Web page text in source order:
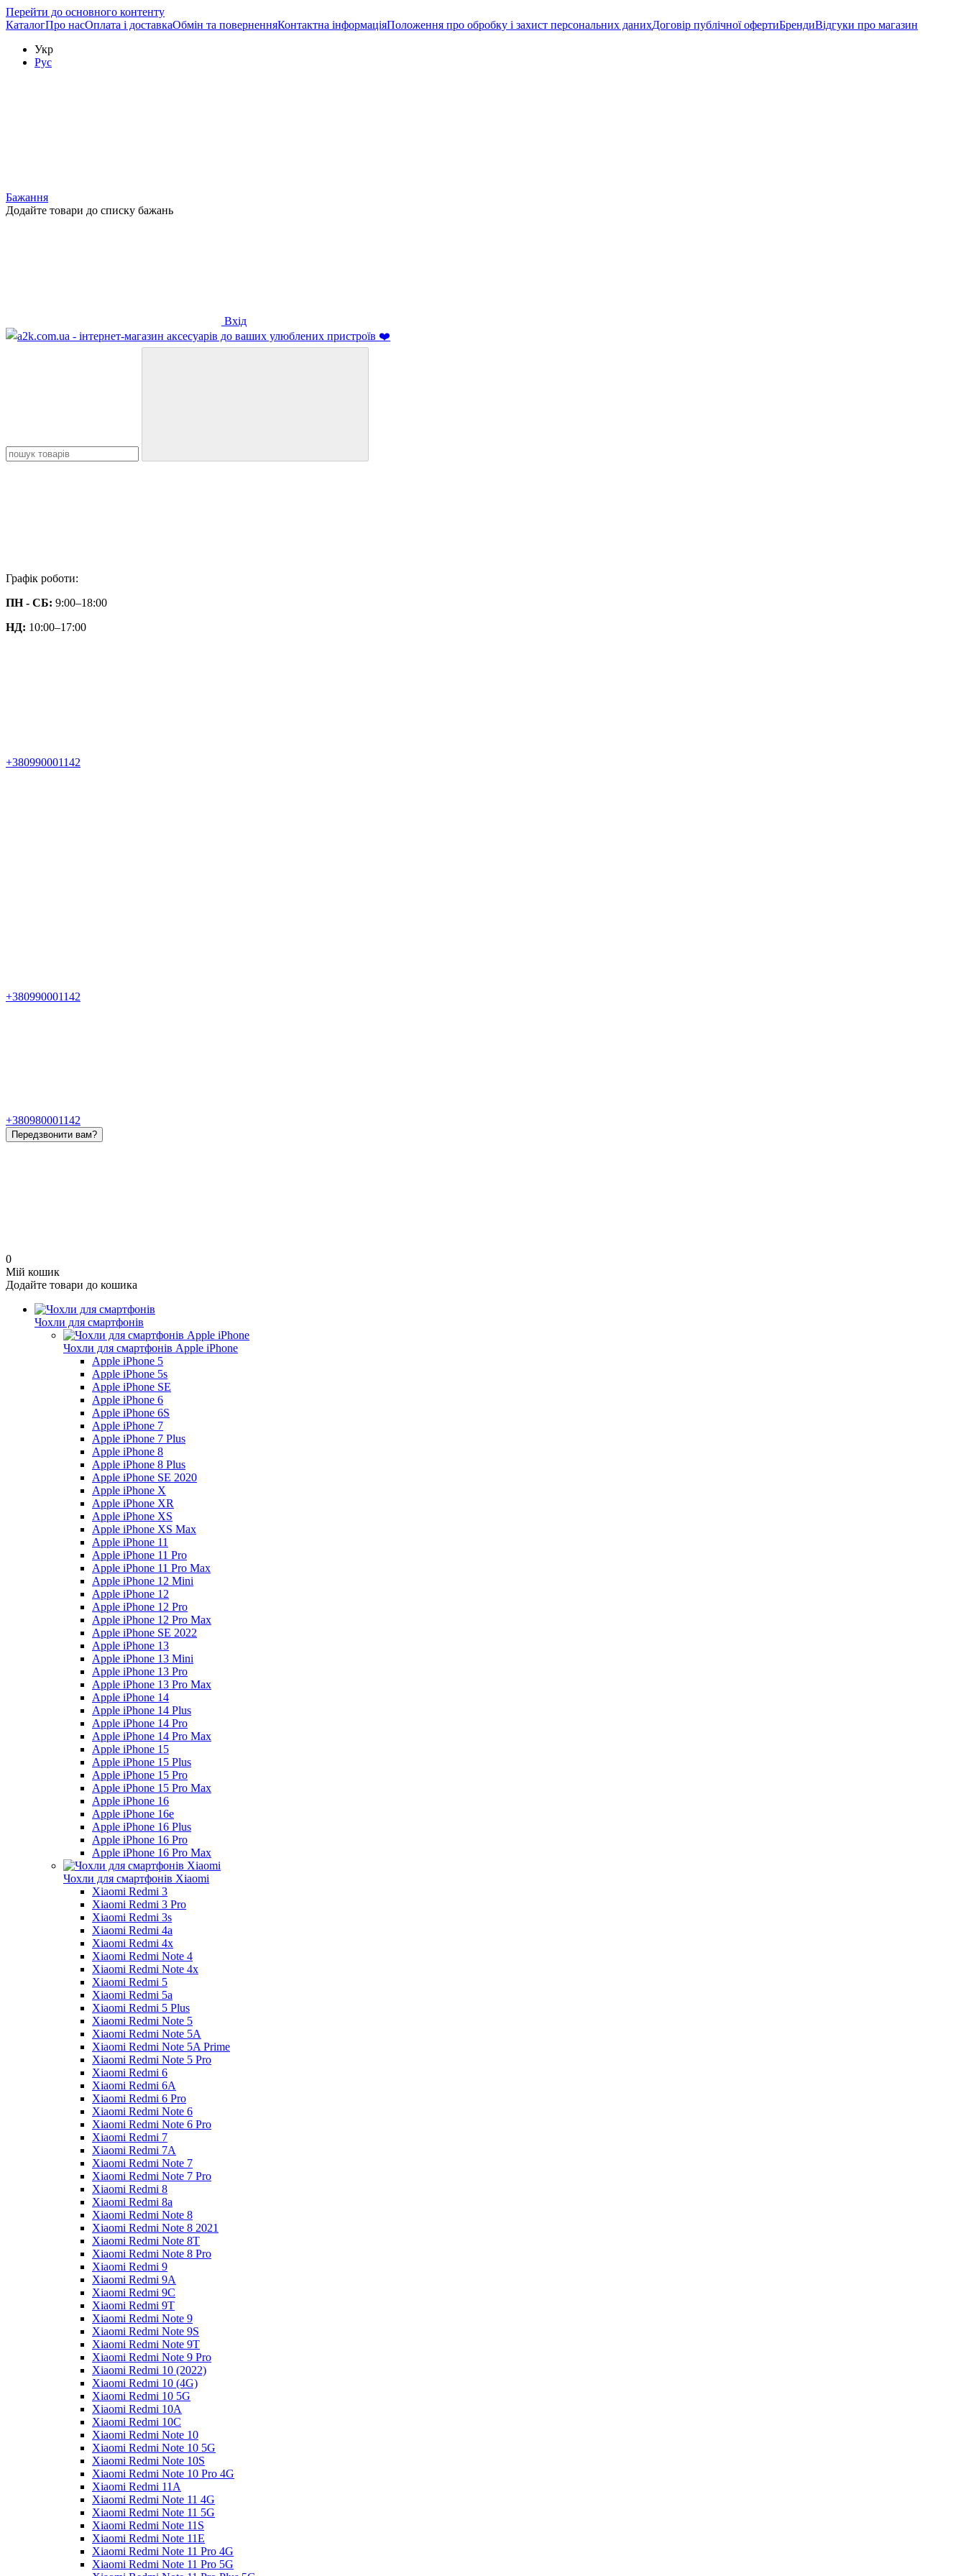
Перейти до основного контенту
КаталогПро насОплата і доставкаОбмін та поверненняКонтактна інформаціяПоложення про обробку і захист персональних данихДоговір публічної офертиБрендиВідгуки про магазин
Укр
Рус
Бажання
Додайте товари до списку бажань
Вхід
Графік роботи:
ПН - СБ: 9:00–18:00
НД: 10:00–17:00
+380990001142
+380990001142
+380980001142
Передзвонити вам?
0
Мій кошик
Додайте товари до кошика
Чохли для смартфонів
Чохли для смартфонів Apple iPhone
Apple iPhone 5
Apple iPhone 5s
Apple iPhone SE
Apple iPhone 6
Apple iPhone 6S
Apple iPhone 7
Apple iPhone 7 Plus
Apple iPhone 8
Apple iPhone 8 Plus
Apple iPhone SE 2020
Apple iPhone X
Apple iPhone XR
Apple iPhone XS
Apple iPhone XS Max
Apple iPhone 11
Apple iPhone 11 Pro
Apple iPhone 11 Pro Max
Apple iPhone 12 Mini
Apple iPhone 12
Apple iPhone 12 Pro
Apple iPhone 12 Pro Max
Apple iPhone SE 2022
Apple iPhone 13
Apple iPhone 13 Mini
Apple iPhone 13 Pro
Apple iPhone 13 Pro Max
Apple iPhone 14
Apple iPhone 14 Plus
Apple iPhone 14 Pro
Apple iPhone 14 Pro Max
Apple iPhone 15
Apple iPhone 15 Plus
Apple iPhone 15 Pro
Apple iPhone 15 Pro Max
Apple iPhone 16
Apple iPhone 16e
Apple iPhone 16 Plus
Apple iPhone 16 Pro
Apple iPhone 16 Pro Max
Чохли для смартфонів Xiaomi
Xiaomi Redmi 3
Xiaomi Redmi 3 Pro
Xiaomi Redmi 3s
Xiaomi Redmi 4a
Xiaomi Redmi 4x
Xiaomi Redmi Note 4
Xiaomi Redmi Note 4x
Xiaomi Redmi 5
Xiaomi Redmi 5a
Xiaomi Redmi 5 Plus
Xiaomi Redmi Note 5
Xiaomi Redmi Note 5A
Xiaomi Redmi Note 5A Prime
Xiaomi Redmi Note 5 Pro
Xiaomi Redmi 6
Xiaomi Redmi 6A
Xiaomi Redmi 6 Pro
Xiaomi Redmi Note 6
Xiaomi Redmi Note 6 Pro
Xiaomi Redmi 7
Xiaomi Redmi 7A
Xiaomi Redmi Note 7
Xiaomi Redmi Note 7 Pro
Xiaomi Redmi 8
Xiaomi Redmi 8a
Xiaomi Redmi Note 8
Xiaomi Redmi Note 8 2021
Xiaomi Redmi Note 8T
Xiaomi Redmi Note 8 Pro
Xiaomi Redmi 9
Xiaomi Redmi 9A
Xiaomi Redmi 9C
Xiaomi Redmi 9T
Xiaomi Redmi Note 9
Xiaomi Redmi Note 9S
Xiaomi Redmi Note 9T
Xiaomi Redmi Note 9 Pro
Xiaomi Redmi 10 (2022)
Xiaomi Redmi 10 (4G)
Xiaomi Redmi 10 5G
Xiaomi Redmi 10A
Xiaomi Redmi 10C
Xiaomi Redmi Note 10
Xiaomi Redmi Note 10 5G
Xiaomi Redmi Note 10S
Xiaomi Redmi Note 10 Pro 4G
Xiaomi Redmi 11A
Xiaomi Redmi Note 11 4G
Xiaomi Redmi Note 11 5G
Xiaomi Redmi Note 11S
Xiaomi Redmi Note 11E
Xiaomi Redmi Note 11 Pro 4G
Xiaomi Redmi Note 11 Pro 5G